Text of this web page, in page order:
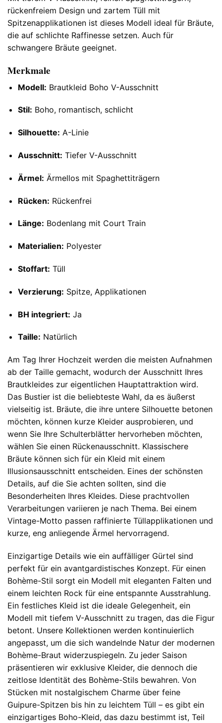
rückenfreiem Design und zartem Tüll mit
Spitzenapplikationen ist dieses Modell ideal für Bräute,
die auf schlichte Raffinesse setzen. Auch für
schwangere Bräute geeignet.
Merkmale
Modell: Brautkleid Boho V-Ausschnitt
Stil: Boho, romantisch, schlicht
Silhouette: A-Linie
Ausschnitt: Tiefer V-Ausschnitt
Ärmel: Ärmellos mit Spaghettiträgern
Rücken: Rückenfrei
Länge: Bodenlang mit Court Train
Materialien: Polyester
Stoffart: Tüll
Verzierung: Spitze, Applikationen
BH integriert: Ja
Taille: Natürlich
Am Tag Ihrer Hochzeit werden die meisten Aufnahmen
ab der Taille gemacht, wodurch der Ausschnitt Ihres
Brautkleides zur eigentlichen Hauptattraktion wird.
Das Bustier ist die beliebteste Wahl, da es äußerst
vielseitig ist. Bräute, die ihre untere Silhouette betonen
möchten, können kurze Kleider ausprobieren, und
wenn Sie Ihre Schulterblätter hervorheben möchten,
wählen Sie einen Rückenausschnitt. Klassischere
Bräute können sich für ein Kleid mit einem
Illusionsausschnitt entscheiden. Eines der schönsten
Details, auf die Sie achten sollten, sind die
Besonderheiten Ihres Kleides. Diese prachtvollen
Verarbeitungen variieren je nach Thema. Bei einem
Vintage-Motto passen raffinierte Tüllapplikationen und
kurze, eng anliegende Ärmel hervorragend.
Einzigartige Details wie ein auffälliger Gürtel sind
perfekt für ein avantgardistisches Konzept. Für einen
Bohème-Stil sorgt ein Modell mit eleganten Falten und
einem leichten Rock für eine entspannte Ausstrahlung.
Ein festliches Kleid ist die ideale Gelegenheit, ein
Modell mit tiefem V-Ausschnitt zu tragen, das die Figur
betont. Unsere Kollektionen werden kontinuierlich
angepasst, um die sich wandelnde Natur der modernen
Bohème-Braut widerzuspiegeln. Zu jeder Saison
präsentieren wir exklusive Kleider, die dennoch die
zeitlose Identität des Bohème-Stils bewahren. Von
Stücken mit nostalgischem Charme über feine
Guipure-Spitzen bis hin zu leichtem Tüll – es gibt ein
einzigartiges Boho-Kleid, das dazu bestimmt ist, Teil